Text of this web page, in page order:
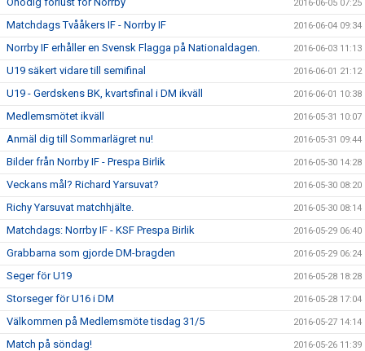
2016-06-05 07:25
Matchdags Tvååkers IF - Norrby IF 2016-06-04 09:34
Norrby IF erhåller en Svensk Flagga på Nationaldagen. 2016-06-03 11:13
U19 säkert vidare till semifinal 2016-06-01 21:12
U19 - Gerdskens BK, kvartsfinal i DM ikväll 2016-06-01 10:38
Medlemsmötet ikväll 2016-05-31 10:07
Anmäl dig till Sommarlägret nu! 2016-05-31 09:44
Bilder från Norrby IF - Prespa Birlik 2016-05-30 14:28
Veckans mål? Richard Yarsuvat? 2016-05-30 08:20
Richy Yarsuvat matchhjälte. 2016-05-30 08:14
Matchdags: Norrby IF - KSF Prespa Birlik 2016-05-29 06:40
Grabbarna som gjorde DM-bragden 2016-05-29 06:24
Seger för U19 2016-05-28 18:28
Storseger för U16 i DM 2016-05-28 17:04
Välkommen på Medlemsmöte tisdag 31/5 2016-05-27 14:14
Match på söndag! 2016-05-26 11:39